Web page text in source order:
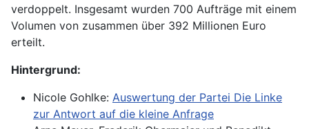
verdoppelt. Insgesamt wurden 700 Aufträge mit einem
Volumen von zusammen über 392 Millionen Euro
erteilt.
Hintergrund:
Nicole Gohlke: Auswertung der Partei Die Linke
zur Antwort auf die kleine Anfrage